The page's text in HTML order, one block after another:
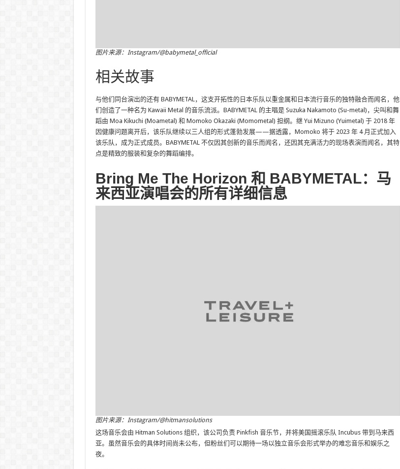
图片来源：Instagram/@babymetal_official
相关故事
与他们同台演出的还有 BABYMETAL，这支开拓性的日本乐队以重金属和日本流行音乐的独特融合而闻名，他
们创造了一种名为 Kawaii Metal 的音乐流派。BABYMETAL 的主唱是 Suzuka Nakamoto (Su-metal)，尖叫和舞
蹈由 Moa Kikuchi (Moametal) 和 Momoko Okazaki (Momometal) 担纲。继 Yui Mizuno (Yuimetal) 于 2018 年
因健康问题离开后，该乐队继续以三人组的形式蓬勃发展——据透露，Momoko 将于 2023 年 4 月正式加入
该乐队，成为正式成员。BABYMETAL 不仅因其创新的音乐而闻名，还因其充满活力的现场表演而闻名，其特
点是精致的服装和复杂的舞蹈编排。
Bring Me The Horizo​​n 和 BABYMETAL：马
来西亚演唱会的所有详细信息
图片来源：Instagram/@hitmansolutions
这场音乐会由 Hitman Solutions 组织，该公司负责 Pinkfish 音乐节，并将美国摇滚乐队 Incubus 带到马来西
亚。虽然音乐会的具体时间尚未公布，但粉丝们可以期待一场以独立音乐会形式举办的难忘音乐和娱乐之
夜。